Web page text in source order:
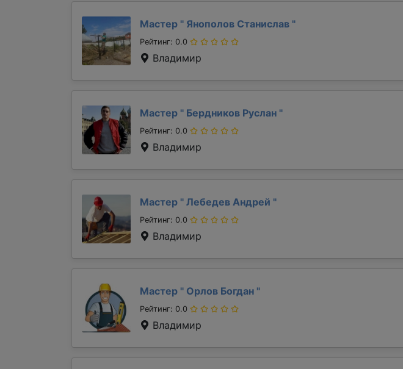
Мастер " Янополов Станислав "
Рейтинг: 0.0
Владимир
Мастер " Бердников Руслан "
Рейтинг: 0.0
Владимир
Мастер " Лебедев Андрей "
Рейтинг: 0.0
Владимир
Мастер " Орлов Богдан "
Рейтинг: 0.0
Владимир